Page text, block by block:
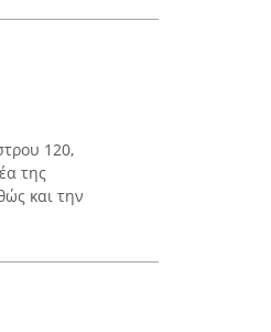
120,
της
και την